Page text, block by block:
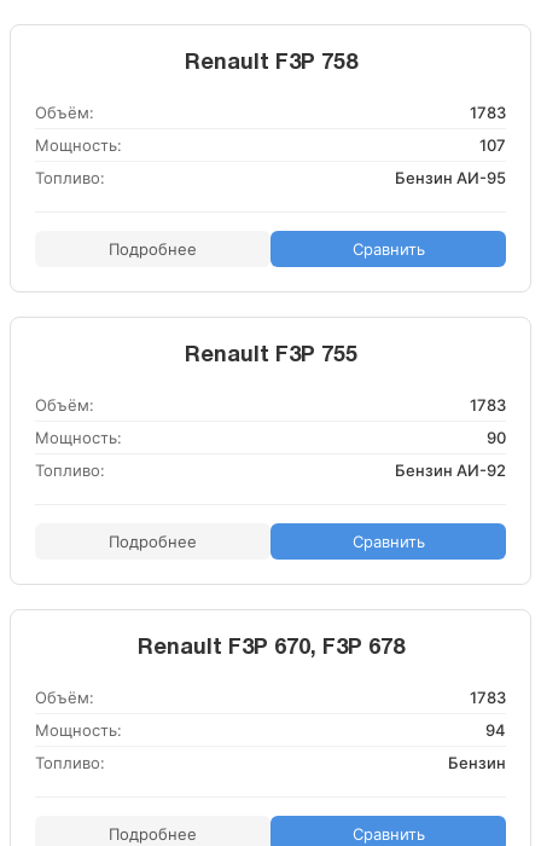
Renault F3P 758
Объём:
1783
Мощность:
107
Топливо:
Бензин АИ-95
Подробнее Сравнить
Renault F3P 755
Объём:
1783
Мощность:
90
Топливо:
Бензин АИ-92
Подробнее Сравнить
Renault F3P 670, F3P 678
Объём:
1783
Мощность:
94
Топливо:
Бензин
Подробнее Сравнить